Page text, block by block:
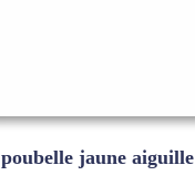
poubelle jaune aiguille